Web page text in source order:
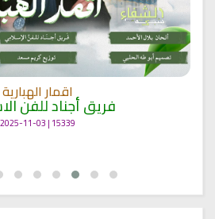
اقمار الهبارية
فريق أجناد للفن
15339 | 2025-11-03